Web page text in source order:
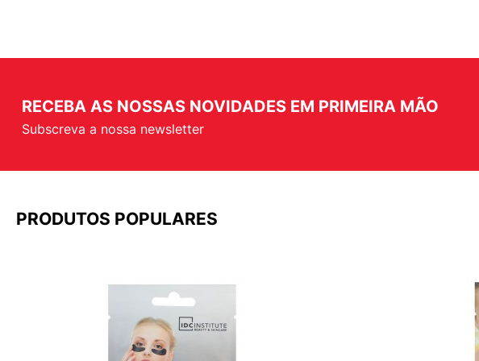
RECEBA AS NOSSAS NOVIDADES EM PRIMEIRA MÃO
Subscreva a nossa newsletter
PRODUTOS POPULARES